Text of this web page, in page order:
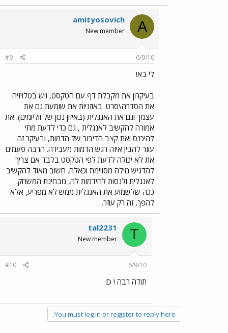
A
amityosovich
New member
6/9/10
#9
לי בא!
בעיקרון את מקבלת דף עם הטקסט, ויש בטלויזיה
את הסדרה\סרט. באוזניות את שומעת גם את
עצמך וגם את האנגלית (באיזון נכון של ווליומים). את
אמורה להקשיב לאנגלית , גם כדי לדעת מתי
להיכנס ואת קצב הדיבור של הדמות, ובעיקר זה
עוזר להבין איזה רגש הדמות מעבירה. הרבה פעמים
את לא יכולה לדעת לפי הטקסט בלבד אם צריך
להדגיש מילה מסויימת וכאלה. חשוב מאוד להקשיב
לאנגלית ולנסות להידמות לה, מבחינת המשחק.
ככה שלשמוע את האנגלית ממש לא מפריע, אלא
להפך, זה רק עוזר.
T
tal2231
New member
6/9/10
#10
תודה רבה ! D:
You must log in or register to reply here.